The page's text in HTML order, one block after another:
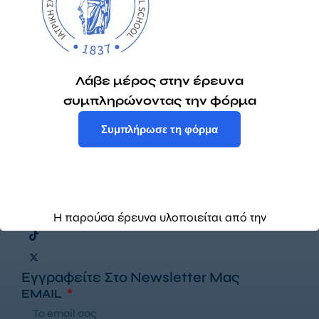
Εγγραφείτε Στο Newsletter Μας
EMAIL
Αθήνα
ΔΕΥΤΕΡΑ -
9:00 - 17:00
(Κατόπιν
τηλεφωνικού
ραντεβού)
Λάβε μέρος στην έρευνα
συμπληρώνοντας την φόρμα
Συμπλήρωσε τη φόρμα
Η παρούσα έρευνα υλοποιείται από την
εμπειριών και αναγκών των ατόμων με
διαβήτη, καρδιοαγγεικά νοσήματα ή/και